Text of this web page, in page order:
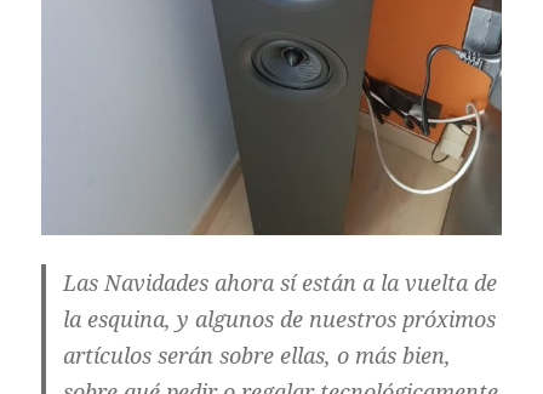
Las Navidades ahora sí están a la vuelta de
la esquina, y algunos de nuestros próximos
artículos serán sobre ellas, o más bien,